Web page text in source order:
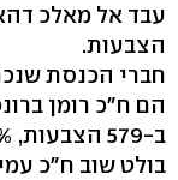
הצבעות.
חברי הכנסת
הם ח"כ רומן